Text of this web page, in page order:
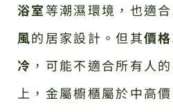
浴室等潮濕環境，也適合
風的居家設計。但其價
冷 ，可能不適合所有人
上，金屬櫥櫃屬於中高